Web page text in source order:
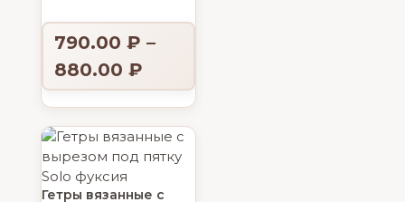
790.00 ₽ –
880.00 ₽
Гетры вязанные с